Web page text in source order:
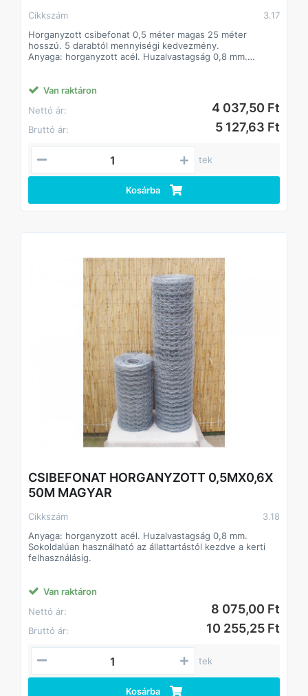
Cikkszám
3.17
Horganyzott csibefonat 0,5 méter magas 25 méter
hosszú. 5 darabtól mennyiségi kedvezmény.
Anyaga: horganyzott acél. Huzalvastagság 0,8 mm.
Van raktáron
Nettó ár:
4 037,50 Ft
Bruttó ár: 5 127,63 Ft
tek
Kosárba
CSIBEFONAT HORGANYZOTT 0,5MX0,6X
50M MAGYAR
Cikkszám
3.18
Anyaga: horganyzott acél. Huzalvastagság 0,8 mm.
Sokoldalúan használható az állattartástól kezdve a kerti
felhasználásig.
Van raktáron
Nettó ár:
8 075,00 Ft
Bruttó ár: 10 255,25 Ft
tek
Kosárba